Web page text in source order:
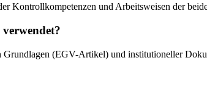
Kontrollkompetenzen und Arbeitsweisen der
(EGV-Artikel) und institutioneller